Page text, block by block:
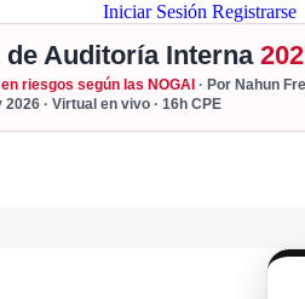
Iniciar Sesión Registrarse
de Auditoría Interna
riesgos según las NOGAI · Por Nahun
2026 · Virtual en vivo · 16h CPE